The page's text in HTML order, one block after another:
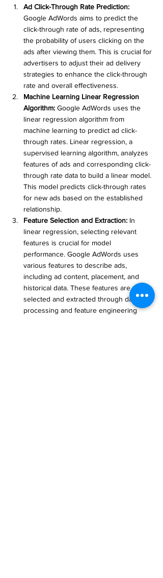
Ad Click-Through Rate Prediction:
Google AdWords aims to predict the
click-through rate of ads, representing
the probability of users clicking on the
ads after viewing them. This is crucial for
advertisers to adjust their ad delivery
strategies to enhance the click-through
rate and overall effectiveness.
Machine Learning Linear Regression
Algorithm: Google AdWords uses the
linear regression algorithm from
machine learning to predict ad click-
through rates. Linear regression, a
supervised learning algorithm, analyzes
features of ads and corresponding click-
through rate data to build a linear model.
This model predicts click-through rates
for new ads based on the established
relationship.
Feature Selection and Extraction: In
linear regression, selecting relevant
features is crucial for model
performance. Google AdWords uses
various features to describe ads,
including ad content, placement, and
historical data. These features are
selected and extracted through data
processing and feature engineering